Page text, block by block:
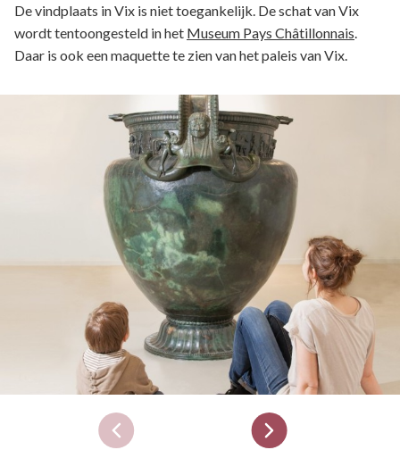
De vindplaats in Vix is niet toegankelijk. De schat van Vix
wordt tentoongesteld in het Museum Pays Châtillonnais
Daar is ook een maquette te zien van het paleis van Vix.